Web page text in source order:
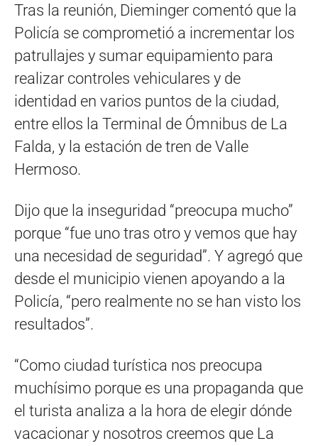
Tras la reunión, Dieminger comentó que la
Policía se comprometió a incrementar los
patrullajes y sumar equipamiento para
realizar controles vehiculares y de
identidad en varios puntos de la ciudad,
entre ellos la Terminal de Ómnibus de La
Falda, y la estación de tren de Valle
Hermoso.
Dijo que la inseguridad “preocupa mucho”
porque “fue uno tras otro y vemos que hay
una necesidad de seguridad”. Y agregó que
desde el municipio vienen apoyando a la
Policía, “pero realmente no se han visto los
resultados”.
“Como ciudad turística nos preocupa
muchísimo porque es una propaganda que
el turista analiza a la hora de elegir dónde
vacacionar y nosotros creemos que La